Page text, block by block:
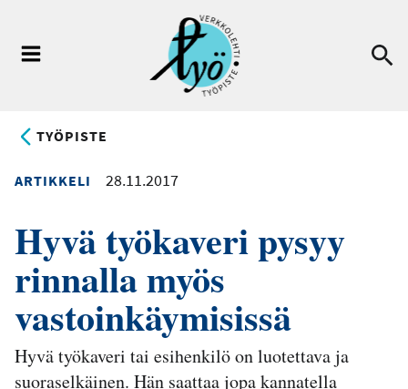
pääsisältöön
TYÖPISTE
ARTIKKELI 28.11.2017
Hyvä työkaveri pysyy
rinnalla myös
vastoinkäymisissä
Hyvä työkaveri tai esihenkilö on luotettava ja
suoraselkäinen. Hän saattaa jopa kannatella